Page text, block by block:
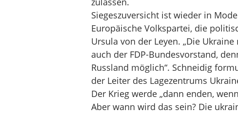
Siegeszuversicht ist wieder in
Europäische Volkspartei, die
Ursula von der Leyen. „Die
auch der FDP-Bundesvorstand,
Russland möglich“. Schneidig
der Leiter des Lagezentrums
Der Krieg werde „dann enden,
Aber wann wird das sein? Die